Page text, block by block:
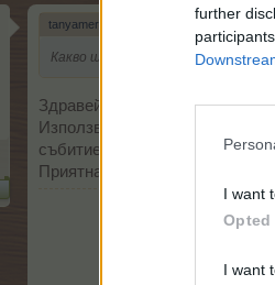
further
I want
Opted
I want
tanyamery каза:
Какво ще ги правим тези
Здравей,
Използват се за
събитието).
Приятна игра!